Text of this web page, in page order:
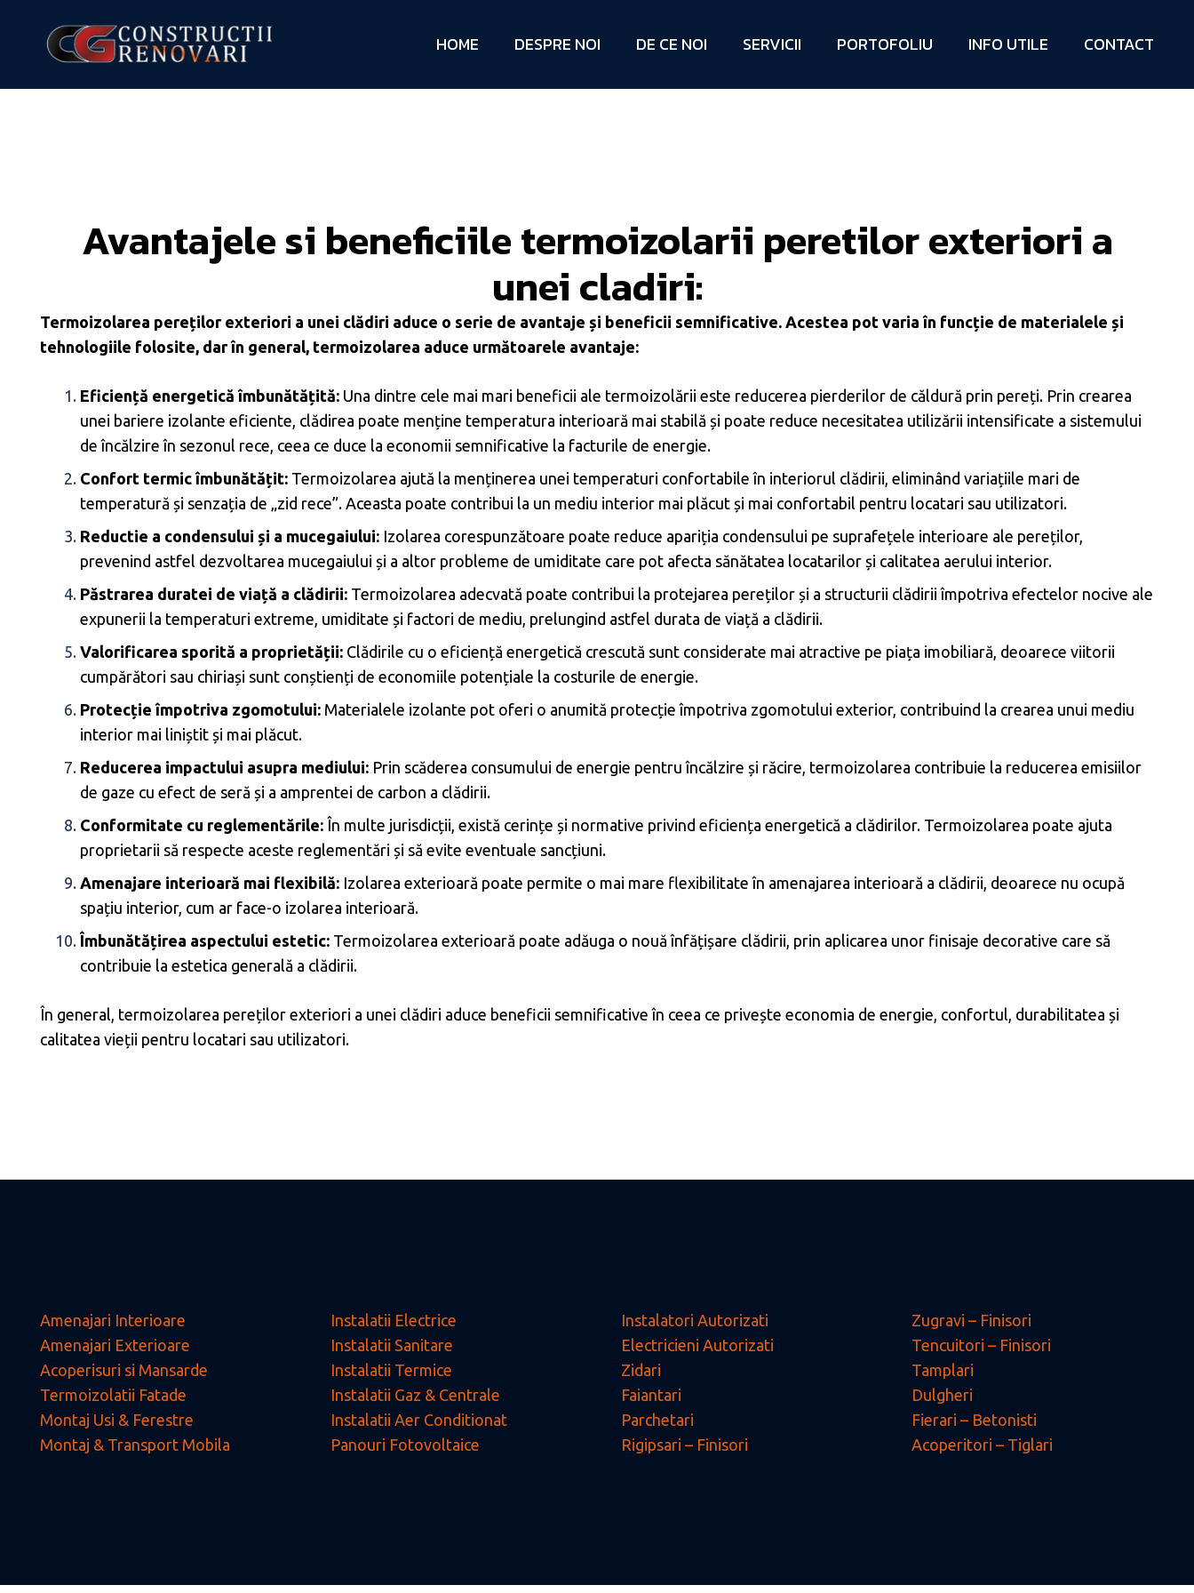
HOME DESPRE NOI DE CE NOI SERVICII PORTOFOLIU INFO UTILE CONTACT
Avantajele si beneficiile termoizolarii peretilor exteriori a
unei cladiri:
Termoizolarea pereților exteriori a unei clădiri aduce o serie de avantaje și beneficii semnificative. Acestea pot varia în funcție de materialele și
tehnologiile folosite, dar în general, termoizolarea aduce următoarele avantaje:
Eficiență energetică îmbunătățită: Una dintre cele mai mari beneficii ale termoizolării este reducerea pierderilor de căldură prin pereți. Prin crearea
unei bariere izolante eficiente, clădirea poate menține temperatura interioară mai stabilă și poate reduce necesitatea utilizării intensificate a sistemului
de încălzire în sezonul rece, ceea ce duce la economii semnificative la facturile de energie.
Confort termic îmbunătățit: Termoizolarea ajută la menținerea unei temperaturi confortabile în interiorul clădirii, eliminând variațiile mari de
temperatură și senzația de „zid rece”. Aceasta poate contribui la un mediu interior mai plăcut și mai confortabil pentru locatari sau utilizatori.
Reductie a condensului și a mucegaiului: Izolarea corespunzătoare poate reduce apariția condensului pe suprafețele interioare ale pereților,
prevenind astfel dezvoltarea mucegaiului și a altor probleme de umiditate care pot afecta sănătatea locatarilor și calitatea aerului interior.
Păstrarea duratei de viață a clădirii: Termoizolarea adecvată poate contribui la protejarea pereților și a structurii clădirii împotriva efectelor nocive ale
expunerii la temperaturi extreme, umiditate și factori de mediu, prelungind astfel durata de viață a clădirii.
Valorificarea sporită a proprietății: Clădirile cu o eficiență energetică crescută sunt considerate mai atractive pe piața imobiliară, deoarece viitorii
cumpărători sau chiriași sunt conștienți de economiile potențiale la costurile de energie.
Protecție împotriva zgomotului: Materialele izolante pot oferi o anumită protecție împotriva zgomotului exterior, contribuind la crearea unui mediu
interior mai liniștit și mai plăcut.
Reducerea impactului asupra mediului: Prin scăderea consumului de energie pentru încălzire și răcire, termoizolarea contribuie la reducerea emisiilor
de gaze cu efect de seră și a amprentei de carbon a clădirii.
Conformitate cu reglementările: În multe jurisdicții, există cerințe și normative privind eficiența energetică a clădirilor. Termoizolarea poate ajuta
proprietarii să respecte aceste reglementări și să evite eventuale sancțiuni.
Amenajare interioară mai flexibilă: Izolarea exterioară poate permite o mai mare flexibilitate în amenajarea interioară a clădirii, deoarece nu ocupă
spațiu interior, cum ar face-o izolarea interioară.
Îmbunătățirea aspectului estetic: Termoizolarea exterioară poate adăuga o nouă înfățișare clădirii, prin aplicarea unor finisaje decorative care să
contribuie la estetica generală a clădirii.
În general, termoizolarea pereților exteriori a unei clădiri aduce beneficii semnificative în ceea ce privește economia de energie, confortul, durabilitatea și
calitatea vieții pentru locatari sau utilizatori.
Amenajari Interioare
Amenajari Exterioare
Acoperisuri si Mansarde
Termoizolatii Fatade
Montaj Usi & Ferestre
Montaj & Transport Mobila
Instalatii Electrice
Instalatii Sanitare
Instalatii Termice
Instalatii Gaz & Centrale
Instalatii Aer Conditionat
Panouri Fotovoltaice
Instalatori Autorizati
Electricieni Autorizati
Zidari
Faiantari
Parchetari
Rigipsari – Finisori
Zugravi – Finisori
Tencuitori – Finisori
Tamplari
Dulgheri
Fierari – Betonisti
Acoperitori – Tiglari